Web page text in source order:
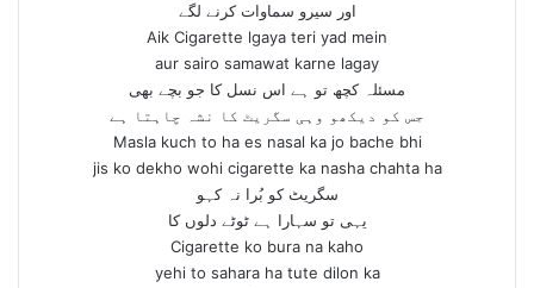
اور سیرو سماوات کرنے لگے
Aik Cigarette lgaya teri yad mein
aur sairo samawat karne lagay
مسئلہ کچھ تو ہے اس نسل کا جو بچے بھی
جس کو دیکھو وہی سگریٹ کا نشہ چاہتا ہے
Masla kuch to ha es nasal ka jo bache bhi
jis ko dekho wohi cigarette ka nasha chahta ha
سگریٹ کو بُرا نہ کہو
یہی تو سہارا ہے ٹوٹے دلوں کا
Cigarette ko bura na kaho
yehi to sahara ha tute dilon ka